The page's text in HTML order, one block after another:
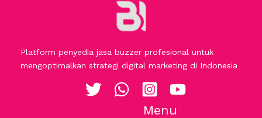
Platform penyedia jasa buzzer profesional untuk
mengoptimalkan strategi digital marketing di Indonesia
Menu